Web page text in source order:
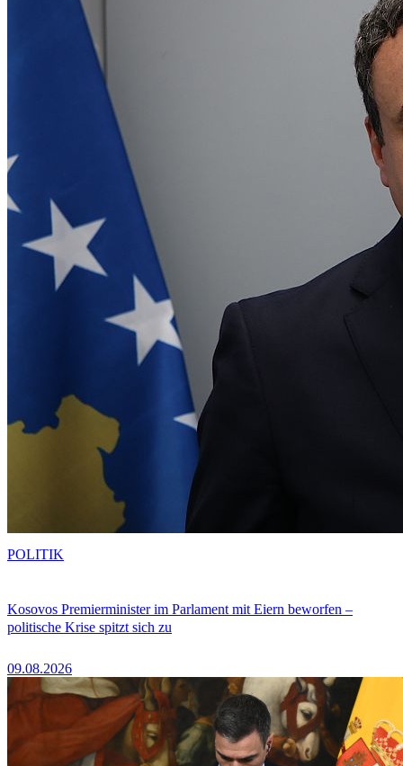
Kosovos Premierminister im Parlament mit Eiern beworfen –
politische Krise spitzt sich zu
09.08.2026
POLITIK